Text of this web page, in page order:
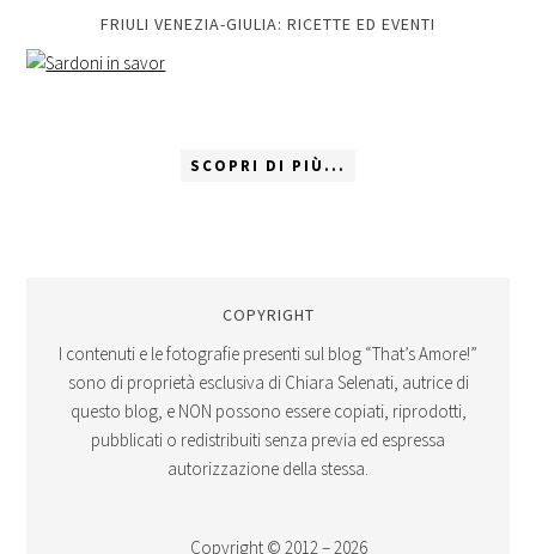
FRIULI VENEZIA-GIULIA: RICETTE ED EVENTI
SCOPRI DI PIÙ...
COPYRIGHT
I contenuti e le fotografie presenti sul blog “That’s Amore!”
sono di proprietà esclusiva di Chiara Selenati, autrice di
questo blog, e NON possono essere copiati, riprodotti,
pubblicati o redistribuiti senza previa ed espressa
autorizzazione della stessa.
Copyright © 2012 – 2026